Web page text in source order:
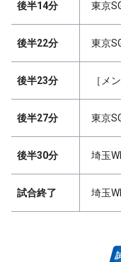
後半14分 東京
後半22分 東京
後半23分 ［メ
後半27分 東京
後半30分 埼玉
試合終了 埼玉